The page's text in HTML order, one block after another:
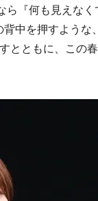
『何も見えな
中を押すような
とともに、この